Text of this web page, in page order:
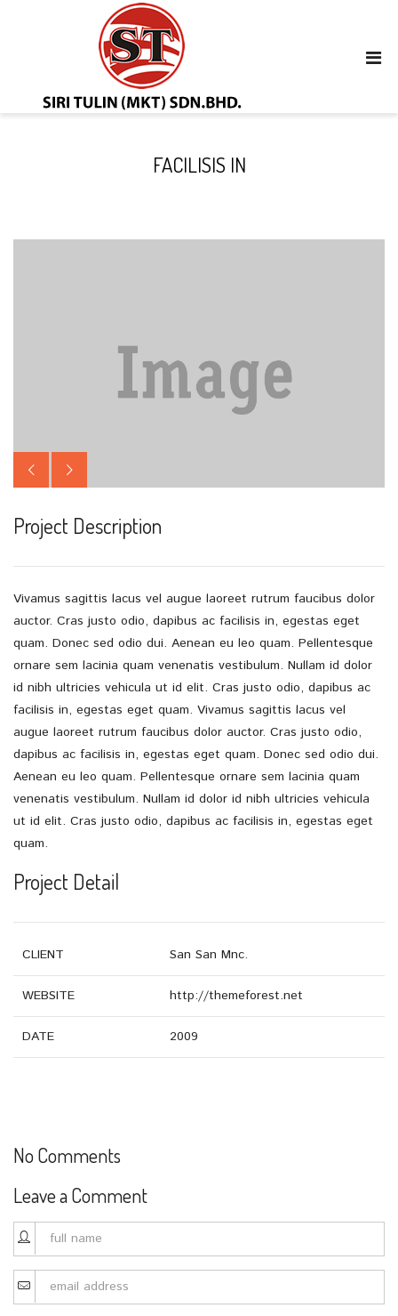
FACILISIS IN
Project Description
Vivamus sagittis lacus vel augue laoreet rutrum faucibus dolor
auctor. Cras justo odio, dapibus ac facilisis in, egestas eget
quam. Donec sed odio dui. Aenean eu leo quam. Pellentesque
ornare sem lacinia quam venenatis vestibulum. Nullam id dolor
id nibh ultricies vehicula ut id elit. Cras justo odio, dapibus ac
facilisis in, egestas eget quam. Vivamus sagittis lacus vel
augue laoreet rutrum faucibus dolor auctor. Cras justo odio,
dapibus ac facilisis in, egestas eget quam. Donec sed odio dui.
Aenean eu leo quam. Pellentesque ornare sem lacinia quam
venenatis vestibulum. Nullam id dolor id nibh ultricies vehicula
ut id elit. Cras justo odio, dapibus ac facilisis in, egestas eget
quam.
Project Detail
CLIENT San San Mnc.
WEBSITE http://themeforest.net
DATE 2009
No Comments
Leave a Comment